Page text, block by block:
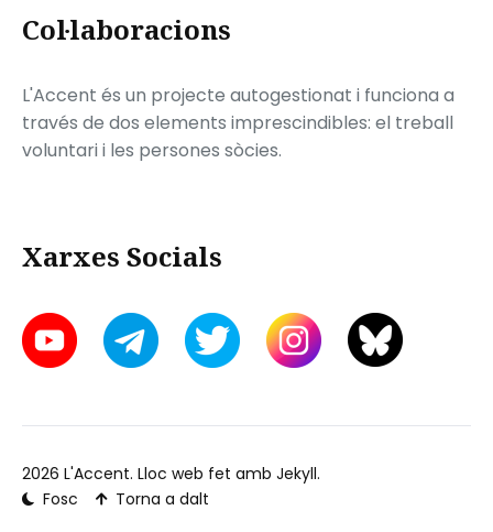
Col·laboracions
L'Accent és un projecte autogestionat i funciona a
través de dos elements imprescindibles: el treball
voluntari i les persones sòcies.
Xarxes Socials
2026 L'Accent. Lloc web fet amb Jekyll.
Fosc
Torna a dalt